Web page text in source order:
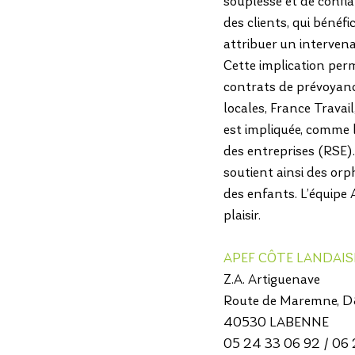
des clients, qui
attribuer un
Cette implication
contrats de
locales, France
est impliquée,
des entreprises
soutient ainsi des
des enfants.
plaisir.
APEF CÔTE
Z.A. Artiguenave
Route de Maremne,
40530 LABENNE
05 24 33 06 92 / 06